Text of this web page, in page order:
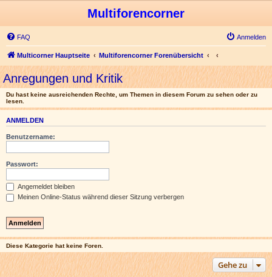
Multiforencorner
FAQ Anmelden
Multicorner Hauptseite Multiforencorner Forenübersicht
Anregungen und Kritik
Du hast keine ausreichenden Rechte, um Themen in diesem Forum zu sehen oder zu
lesen.
ANMELDEN
Benutzername:
Passwort:
Angemeldet bleiben
Meinen Online-Status während dieser Sitzung verbergen
Diese Kategorie hat keine Foren.
Gehe zu